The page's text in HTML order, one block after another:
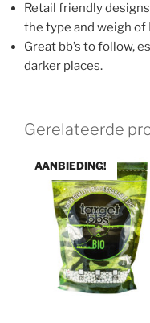
Retail friendly
the type and weigh of
Great bb’s to follow,
darker places.
Gerelateerde
AANBIEDING!